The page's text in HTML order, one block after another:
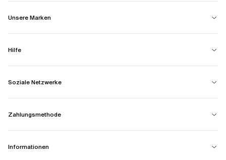
Unsere Marken
Hilfe
Soziale Netzwerke
Zahlungsmethode
Informationen